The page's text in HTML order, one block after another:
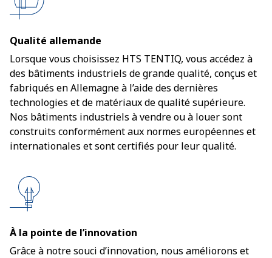
Qualité allemande
Lorsque vous choisissez HTS TENTIQ, vous accédez à
des bâtiments industriels de grande qualité, conçus et
fabriqués en Allemagne à l’aide des dernières
technologies et de matériaux de qualité supérieure.
Nos bâtiments industriels à vendre ou à louer sont
construits conformément aux normes européennes et
internationales et sont certifiés pour leur qualité.
À la pointe de l’innovation
Grâce à notre souci d’innovation, nous améliorons et